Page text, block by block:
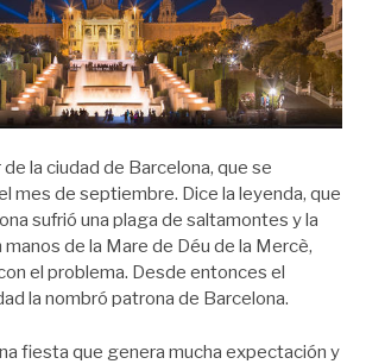
la ciudad de Barcelona, que se
mes de septiembre. Dice la leyenda, que
sufrió una plaga de saltamontes y la
de la Mare de Déu de la Mercè,
el problema. Desde entonces el
la nombró patrona de Barcelona.
fiesta que genera mucha expectación y